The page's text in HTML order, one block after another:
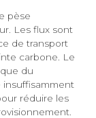
pèse
Les flux sont
de transport
carbone. Le
du
réduire les